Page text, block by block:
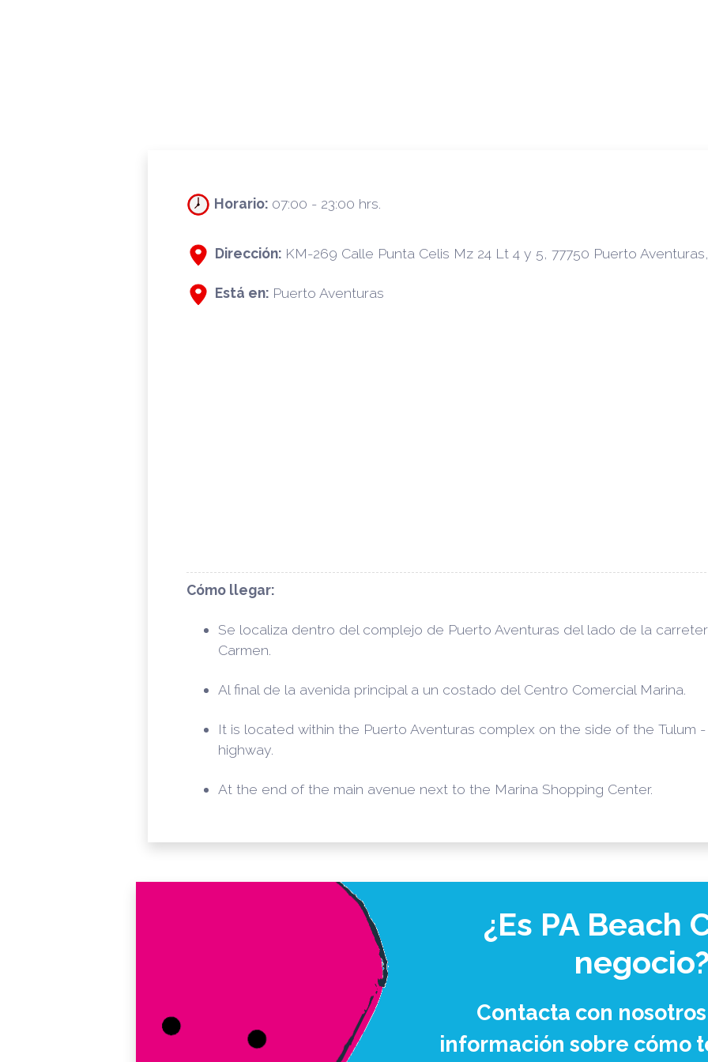
Horario: 07:00 - 23:00 hrs.
Dirección: KM-269 Calle Punta Celis Mz 24 Lt 4 y 5, 77750 Puerto
Está en: Puerto Aventuras
Cómo llegar:
Se localiza dentro del complejo de Puerto Aventuras del lado de la
Carmen.
Al final de la avenida principal a un costado del Centro Comercial Marina.
It is located within the Puerto Aventuras complex on the side of the Tulum
highway.
At the end of the main avenue next to the Marina Shopping Center.
¿Es PA Beach
Contacta con
información sobre cómo